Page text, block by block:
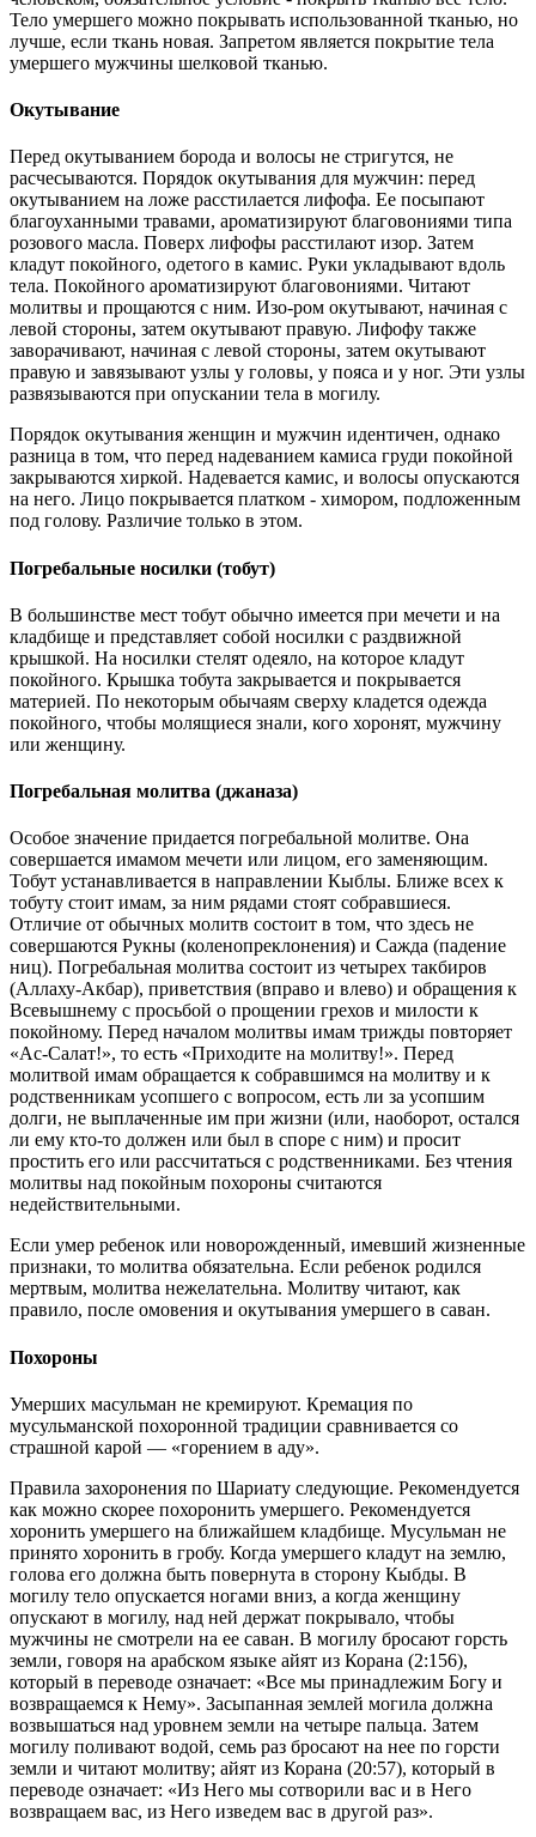
Тело умершего можно покрывать использованной тканью, но
лучше, если ткань новая. Запретом является покрытие тела
умершего мужчины шелковой тканью.
Окутывание
Перед окутыванием борода и волосы не стригутся, не
расчесываются. Порядок окутывания для мужчин: перед
окутыванием на ложе расстилается лифофа. Ее посыпают
благоуханными травами, ароматизируют благовониями типа
розового масла. Поверх лифофы расстилают изор. Затем
кладут покойного, одетого в камис. Руки укладывают вдоль
тела. Покойного ароматизируют благовониями. Читают
молитвы и прощаются с ним. Изо-ром окутывают, начиная с
левой стороны, затем окутывают правую. Лифофу также
заворачивают, начиная с левой стороны, затем окутывают
правую и завязывают узлы у головы, у пояса и у ног. Эти узлы
развязываются при опускании тела в могилу.
Порядок окутывания женщин и мужчин идентичен, однако
разница в том, что перед надеванием камиса груди покойной
закрываются хиркой. Надевается камис, и волосы опускаются
на него. Лицо покрывается платком - химором, подложенным
под голову. Различие только в этом.
Погребальные носилки (тобут)
В большинстве мест тобут обычно имеется при мечети и на
кладбище и представляет собой носилки с раздвижной
крышкой. На носилки стелят одеяло, на которое кладут
покойного. Крышка тобута закрывается и покрывается
материей. По некоторым обычаям сверху кладется одежда
покойного, чтобы молящиеся знали, кого хоронят, мужчину
или женщину.
Погребальная молитва (джаназа)
Особое значение придается погребальной молитве. Она
совершается имамом мечети или лицом, его заменяющим.
Тобут устанавливается в направлении Кыблы. Ближе всех к
тобуту стоит имам, за ним рядами стоят собравшиеся.
Отличие от обычных молитв состоит в том, что здесь не
совершаются Рукны (коленопреклонения) и Сажда (падение
ниц). Погребальная молитва состоит из четырех такбиров
(Аллаху-Акбар), приветствия (вправо и влево) и обращения к
Всевышнему с просьбой о прощении грехов и милости к
покойному. Перед началом молитвы имам трижды повторяет
«Ас-Салат!», то есть «Приходите на молитву!». Перед
молитвой имам обращается к собравшимся на молитву и к
родственникам усопшего с вопросом, есть ли за усопшим
долги, не выплаченные им при жизни (или, наоборот, остался
ли ему кто-то должен или был в споре с ним) и просит
простить его или рассчитаться с родственниками. Без чтения
молитвы над покойным похороны считаются
недействительными.
Если умер ребенок или новорожденный, имевший жизненные
признаки, то молитва обязательна. Если ребенок родился
мертвым, молитва нежелательна. Молитву читают, как
правило, после омовения и окутывания умершего в саван.
Похороны
Умерших масульман не кремируют. Кремация по
мусульманской похоронной традиции сравнивается со
страшной карой — «горением в аду».
Правила захоронения по Шариату следующие. Рекомендуется
как можно скорее похоронить умершего. Рекомендуется
хоронить умершего на ближайшем кладбище. Мусульман не
принято хоронить в гробу. Когда умершего кладут на землю,
голова его должна быть повернута в сторону Кыбды. В
могилу тело опускается ногами вниз, а когда женщину
опускают в могилу, над ней держат покрывало, чтобы
мужчины не смотрели на ее саван. В могилу бросают горсть
земли, говоря на арабском языке айят из Корана (2:156),
который в переводе означает: «Все мы принадлежим Богу и
возвращаемся к Нему». Засыпанная землей могила должна
возвышаться над уровнем земли на четыре пальца. Затем
могилу поливают водой, семь раз бросают на нее по горсти
земли и читают молитву; айят из Корана (20:57), который в
переводе означает: «Из Него мы сотворили вас и в Него
возвращаем вас, из Него изведем вас в другой раз».